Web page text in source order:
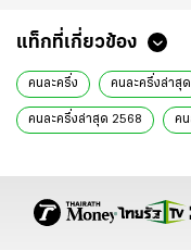
แท็กที่เกี่ยวข้อง
คนละครึ่ง คนละครึ่งล่าสุด
คนละครึ่งล่าสุด 2568 คน
ข่าวด่วน ข่าววันนี้